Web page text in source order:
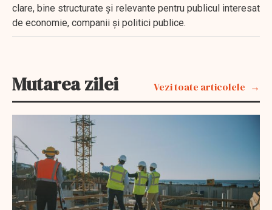
clare, bine structurate și relevante pentru publicul interesat
de economie, companii și politici publice.
Mutarea zilei Vezi toate articolele